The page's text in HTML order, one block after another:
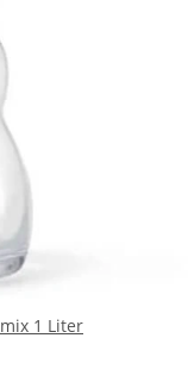
1 Liter